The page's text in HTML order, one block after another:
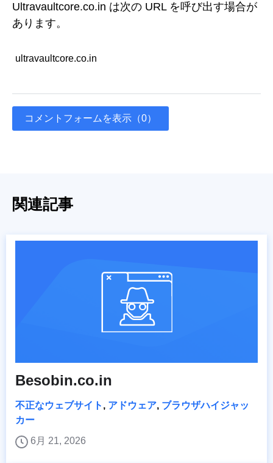
Ultravaultcore.co.in は次の URL を呼び出す場合が
あります。
ultravaultcore.co.in
コメントフォームを表示（0）
関連記事
Besobin.co.in
不正なウェブサイト , アドウェア, ブラウザハイジャッ
カー
6月 21, 2026